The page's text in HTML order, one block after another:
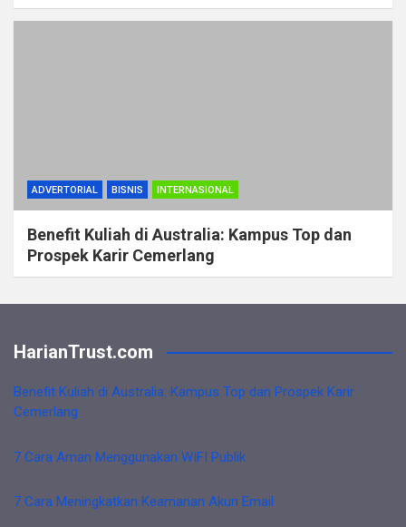
ADVERTORIAL BISNIS INTERNASIONAL
Benefit Kuliah di Australia: Kampus Top dan
Prospek Karir Cemerlang
HarianTrust.com
Benefit Kuliah di Australia: Kampus Top dan Prospek Karir
Cemerlang
7 Cara Aman Menggunakan WIFI Publik
7 Cara Meningkatkan Keamanan Akun Email